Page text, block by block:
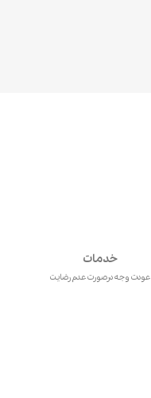
خدمات
عودت وجه درصورت عدم رضایت